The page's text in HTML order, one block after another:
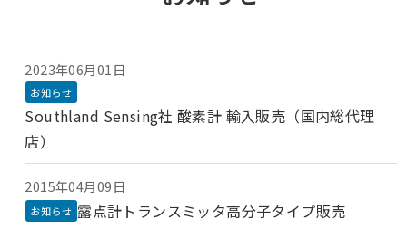
2023年06月01日
お知らせ
Southland Sensing社 酸素計 輸入販売（国内総代理
店）
2015年04月09日
お知らせ 露点計トランスミッタ高分子タイプ販売